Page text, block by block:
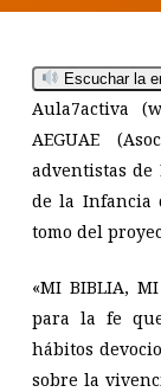
Escuchar la
Aula7activa
AEGUAE
adventistas de
de la Infancia
tomo del
«MI BIBLIA,
para la fe
hábitos
sobre la